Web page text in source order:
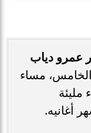
عمرو دياب
مساء
أجواء مليئة
أغانيه.